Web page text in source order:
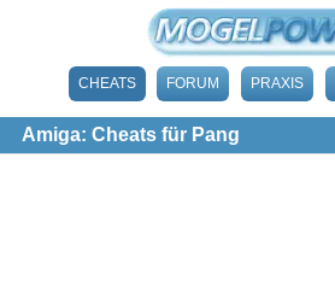
CHEATS FORUM PRAXIS
Amiga: Cheats für Pang